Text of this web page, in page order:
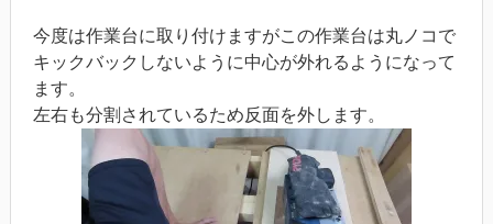
今度は作業台に取り付けますがこの作業台は丸ノコで
キックバックしないように中心が外れるようになって
ます。
左右も分割されているため反面を外します。